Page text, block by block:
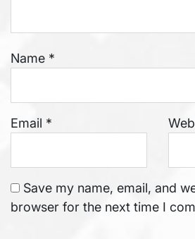
Name *
Email *
Save my name, email, and
browser for the next time I